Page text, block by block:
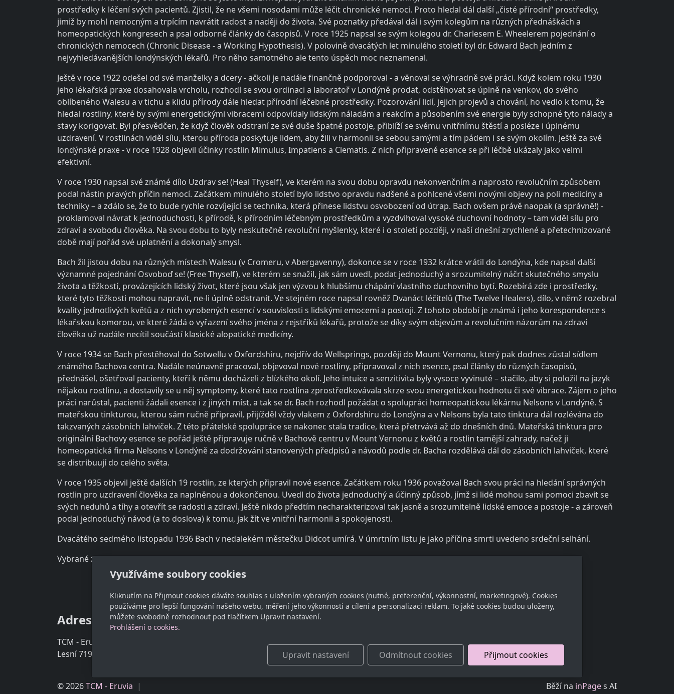
prostředky k léčení svých pacientů. Zjistil, že ne všemi nosodami může léčit chronické nemoci. Proto hledal dál další „čisté přírodní“ prostředky,
jimiž by mohl nemocným a trpícím navrátit radost a naději do života. Své poznatky předával dál i svým kolegům na různých přednáškách a
homeopatických kongresech a psal odborné články do časopisů. V roce 1925 napsal se svým kolegou dr. Charlesem E. Wheelerem pojednání o
chronických nemocech (Chronic Disease - a Working Hypothesis). V polovině dvacátých let minulého století byl dr. Edward Bach jedním z
nejvyhledávanějších londýnských lékařů. Pro něho samotného ale tento úspěch moc neznamenal.
Ještě v roce 1922 odešel od své manželky a dcery - ačkoli je nadále finančně podporoval - a věnoval se výhradně své práci. Když kolem roku 1930
jeho lékařská praxe dosahovala vrcholu, rozhodl se svou ordinaci a laboratoř v Londýně prodat, odstěhovat se úplně na venkov, do svého
oblíbeného Walesu a v tichu a klidu přírody dále hledat přírodní léčebné prostředky. Pozorování lidí, jejich projevů a chování, ho vedlo k tomu, že
hledal rostliny, které by svými energetickými vibracemi odpovídaly lidským náladám a reakcím a působením své energie byly schopné tyto nálady a
stavy korigovat. Byl přesvědčen, že když člověk odstraní ze své duše špatné postoje, přiblíží se svému vnitřnímu štěstí a posléze i úplnému
uzdravení. V rostlinách viděl sílu, kterou příroda poskytuje lidem, aby žili v harmonii se sebou samými a tím pádem i se svým okolím. Ještě za své
londýnské praxe - v roce 1928 objevil účinky rostlin Mimulus, Impatiens a Clematis. Z nich připravené esence se při léčbě ukázaly jako velmi
efektivní.
V roce 1930 napsal své známé dílo Uzdrav se! (Heal Thyself), ve kterém na svou dobu opravdu nekonvenčním a naprosto revolučním způsobem
podal nástin pravých příčin nemocí. Začátkem minulého století bylo lidstvo opravdu nadšené a pohlcené všemi novými objevy na poli medicíny a
techniky – a zdálo se, že to bude rychle rozvíjející se technika, která přinese lidstvu osvobození od útrap. Bach ovšem právě naopak (a správně!) -
proklamoval návrat k jednoduchosti, k přírodě, k přírodním léčebným prostředkům a vyzdvihoval vysoké duchovní hodnoty – tam viděl sílu pro
zdraví a svobodu člověka. Na svou dobu to byly neskutečně revoluční myšlenky, které i o století později, v naší dnešní zrychlené a přetechnizované
době mají pořád své uplatnění a dokonalý smysl.
Bach žil jistou dobu na různých místech Walesu (v Cromeru, v Abergavenny), dokonce se v roce 1932 krátce vrátil do Londýna, kde napsal další
významné pojednání Osvoboď se! (Free Thyself), ve kterém se snažil, jak sám uvedl, podat jednoduchý a srozumitelný náčrt skutečného smyslu
života a těžkostí, provázejících lidský život, které jsou však jen výzvou k hlubšímu chápání vlastního duchovního bytí. Rozebírá zde i prostředky,
které tyto těžkosti mohou napravit, ne-li úplně odstranit. Ve stejném roce napsal rovněž Dvanáct léčitelů (The Twelve Healers), dílo, v němž rozebral
kvality jednotlivých květů a z nich vyrobených esencí v souvislosti s lidskými emocemi a postoji. Z tohoto období je známá i jeho korespondence s
lékařskou komorou, ve které žádá o vyřazení svého jména z rejstříků lékařů, protože se díky svým objevům a revolučním názorům na zdraví
člověka už nadále necítil součástí klasické alopatické medicíny.
V roce 1934 se Bach přestěhoval do Sotwellu v Oxfordshiru, nejdřív do Wellsprings, později do Mount Vernonu, který pak dodnes zůstal sídlem
známého Bachova centra. Nadále neúnavně pracoval, objevoval nové rostliny, připravoval z nich esence, psal články do různých časopisů,
přednášel, ošetřoval pacienty, kteří k němu docházeli z blízkého okolí. Jeho intuice a senzitivita byly vysoce vyvinuté – stačilo, aby si položil na jazyk
nějakou rostlinu, a dostavily se u něj symptomy, které tato rostlina zprostředkovávala skrze svou energetickou hodnotu či své vibrace. Zájem o jeho
práci narůstal, pacienti žádali esence i z jiných míst, a tak se dr. Bach rozhodl požádat o spolupráci homeopatickou lékárnu Nelsons v Londýně. S
mateřskou tinkturou, kterou sám ručně připravil, přijížděl vždy vlakem z Oxfordshiru do Londýna a v Nelsons byla tato tinktura dál rozlévána do
takzvaných zásobních lahviček. Z této přátelské spolupráce se nakonec stala tradice, která přetrvává až do dnešních dnů. Mateřská tinktura pro
originální Bachovy esence se pořád ještě připravuje ručně v Bachově centru v Mount Vernonu z květů a rostlin tamější zahrady, načež ji
homeopatická firma Nelsons v Londýně za dodržování stanovených předpisů a návodů podle dr. Bacha rozdělává dál do zásobních lahviček, které
se distribuují do celého světa.
V roce 1935 objevil ještě dalších 19 rostlin, ze kterých připravil nové esence. Začátkem roku 1936 považoval Bach svou práci na hledání správných
rostlin pro uzdravení člověka za naplněnou a dokončenou. Uvedl do života jednoduchý a účinný způsob, jímž si lidé mohou sami pomoci zbavit se
svých neduhů a tíhy a otevřít se radosti a zdraví. Ještě nikdo předtím necharakterizoval tak jasně a srozumitelně lidské emoce a postoje - a zároveň
podal jednoduchý návod (a to doslova) k tomu, jak žít ve vnitřní harmonii a spokojenosti.
Dvacátého sedmého listopadu 1936 Bach v nedalekém městečku Didcot umírá. V úmrtním listu je jako příčina smrti uvedeno srdeční selhání.
Vybrané z knihy: "Bachovy esence od A do Z", Dr.Katarina Michel, Metafora 2012
Adresa
TCM - Eruvia
Lesní 719, 34506 Kdyně
Kontakt
00420 605 565 580
© 2026TCM - Eruvia Běží na inPages AI
Využíváme soubory cookies
Kliknutím na Přijmout cookies dáváte souhlas s uložením vybraných cookies (nutné, preferenční, výkonnostní, marketingové). Cookies
používáme pro lepší fungování našeho webu, měření jeho výkonnosti a cílení a personalizaci reklam. To jaké cookies budou uloženy,
můžete svobodně rozhodnout pod tlačítkem Upravit nastavení.
Prohlášení o cookies.
Upravit nastavení Odmítnout cookies Přijmout cookies